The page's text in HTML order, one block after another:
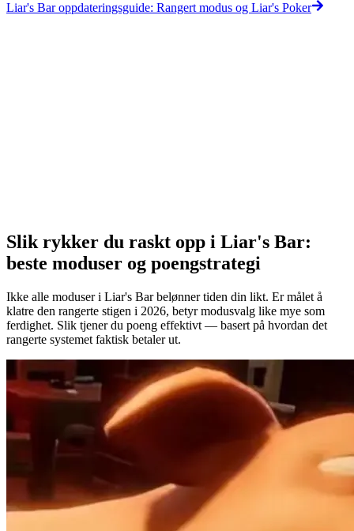
Liar's Bar oppdateringsguide: Rangert modus og Liar's Poker
Slik rykker du raskt opp i Liar's Bar:
beste moduser og poengstrategi
Ikke alle moduser i Liar's Bar belønner tiden din likt. Er målet å
klatre den rangerte stigen i 2026, betyr modusvalg like mye som
ferdighet. Slik tjener du poeng effektivt — basert på hvordan det
rangerte systemet faktisk betaler ut.